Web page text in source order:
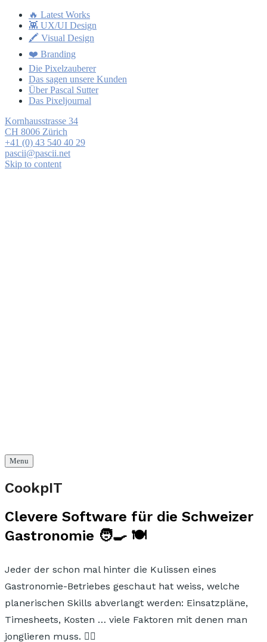
🔥 Latest Works
👾 UX/UI Design
🖍 Visual Design
❤️ Branding
Die Pixelzauberer
Das sagen unsere Kunden
Über Pascal Sutter
Das Pixeljournal
Kornhausstrasse 34
CH 8006 Zürich
+41 (0) 43 540 40 29
pascii@pascii.net
Skip to content
Menu
CookpIT
Clevere Software für die Schweizer
Gastronomie 🧑‍🍳 🍽
Jeder der schon mal hinter die Kulissen eines
Gastronomie-Betriebes geschaut hat weiss, welche
planerischen Skills abverlangt werden: Einsatzpläne,
Timesheets, Kosten … viele Faktoren mit denen man
jonglieren muss. 🤹‍♀️